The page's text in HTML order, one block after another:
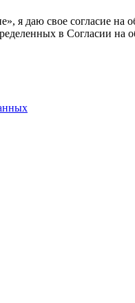
я даю свое согласие
в Согласии на